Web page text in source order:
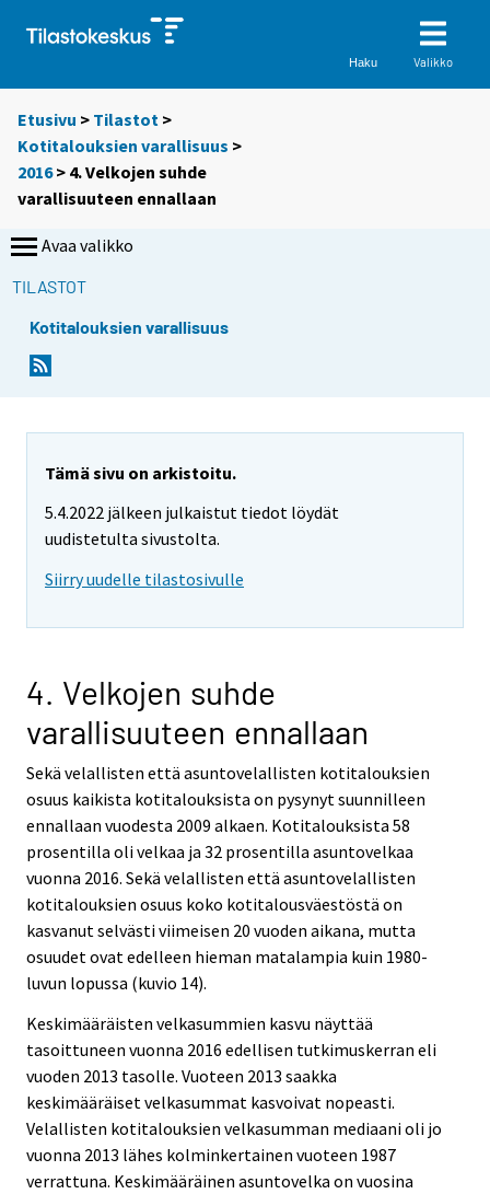
Haku Valikko
Etusivu > Tilastot >
Kotitalouksien varallisuus >
2016> 4. Velkojen suhde
varallisuuteen ennallaan
Avaa valikko
TILASTOT
Kotitalouksien varallisuus
Tämä sivu on arkistoitu.
5.4.2022 jälkeen julkaistut tiedot löydät
uudistetulta sivustolta.
Siirry uudelle tilastosivulle
4. Velkojen suhde
varallisuuteen ennallaan
Sekä velallisten että asuntovelallisten kotitalouksien
osuus kaikista kotitalouksista on pysynyt suunnilleen
ennallaan vuodesta 2009 alkaen. Kotitalouksista 58
prosentilla oli velkaa ja 32 prosentilla asuntovelkaa
vuonna 2016. Sekä velallisten että asuntovelallisten
kotitalouksien osuus koko kotitalousväestöstä on
kasvanut selvästi viimeisen 20 vuoden aikana, mutta
osuudet ovat edelleen hieman matalampia kuin 1980-
luvun lopussa (kuvio 14).
Keskimääräisten velkasummien kasvu näyttää
tasoittuneen vuonna 2016 edellisen tutkimuskerran eli
vuoden 2013 tasolle. Vuoteen 2013 saakka
keskimääräiset velkasummat kasvoivat nopeasti.
Velallisten kotitalouksien velkasumman mediaani oli jo
vuonna 2013 lähes kolminkertainen vuoteen 1987
verrattuna. Keskimääräinen asuntovelka on vuosina